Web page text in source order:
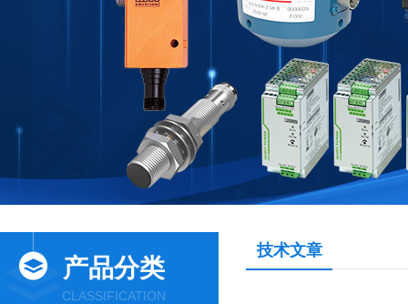
产品分类
CLASSIFICATION
技术文章